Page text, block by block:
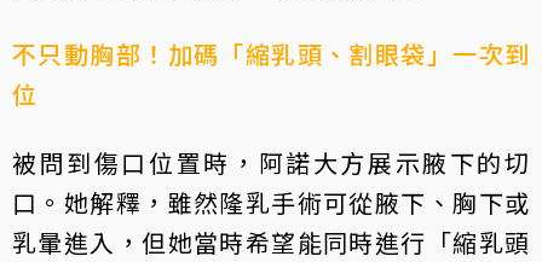
不只動胸部！加碼「縮乳頭、割眼袋」一次到
位
被問到傷口位置時，阿諾大方展示腋下的切
口。她解釋，雖然隆乳手術可從腋下、胸下或
乳暈進入，但她當時希望能同時進行「縮乳頭